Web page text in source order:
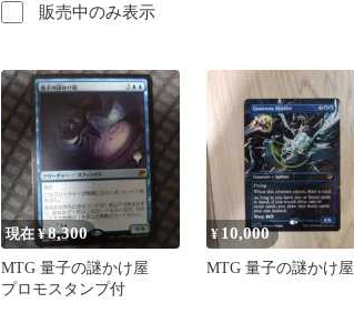
販売中のみ表示
現在 ¥8,300
MTG 量子の謎かけ屋
プロモスタンプ付
¥ 10,000
MTG 量子の謎かけ屋